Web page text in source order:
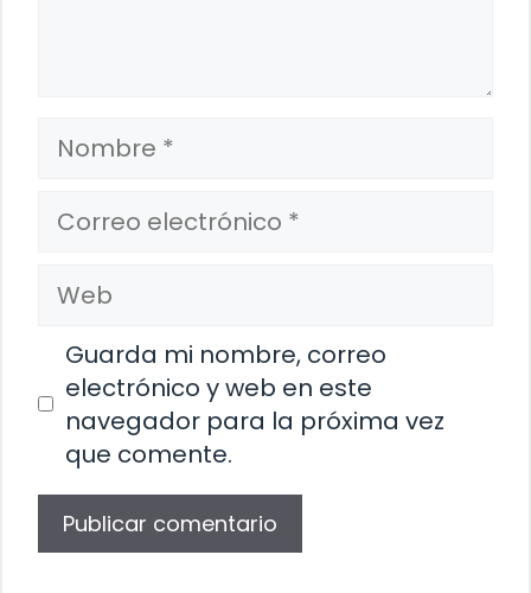
Nombre
Correo
electrónico
Web
Guarda mi nombre, correo
electrónico y web en este
navegador para la próxima vez
que comente.